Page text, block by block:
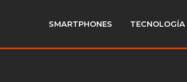
SMARTPHONES TECNOLOGÍA